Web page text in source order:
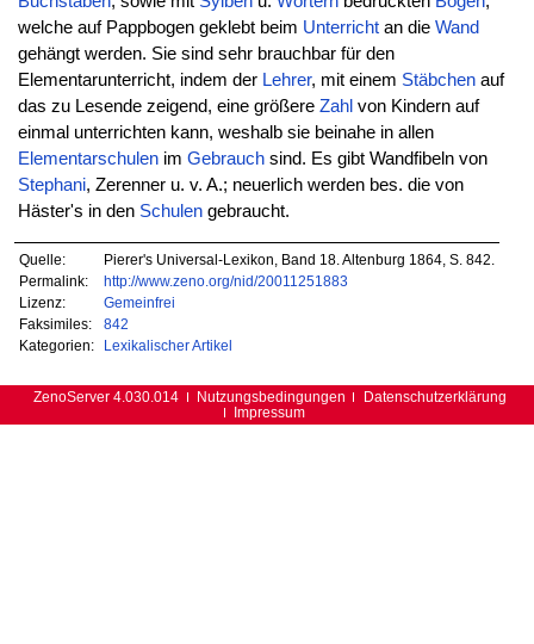
welche auf Pappbogen geklebt beim Unterrichtan die Wand
gehängt werden. Sie sind sehr brauchbar für den
Elementarunterricht, indem der Lehrer, mit einem Stäbchenauf
das zu Lesende zeigend, eine größere Zahl von Kindern auf
einmal unterrichten kann, weshalb sie beinahe in allen
Elementarschulenim Gebrauchsind. Es gibt Wandfibeln von
Stephani, Zerenner u. v. A.; neuerlich werden bes. die von
Häster's in den Schulengebraucht.
Quelle:
Pierer's Universal-Lexikon, Band 18. Altenburg 1864, S. 842.
Permalink:
http://www.zeno.org/nid/20011251883
Lizenz:
Gemeinfrei
Faksimiles:
842
Kategorien:
Lexikalischer Artikel
ZenoServer 4.030.014 Nutzungsbedingungen
Datenschutzerklärung
Impressum